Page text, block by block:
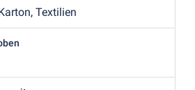
Textilien